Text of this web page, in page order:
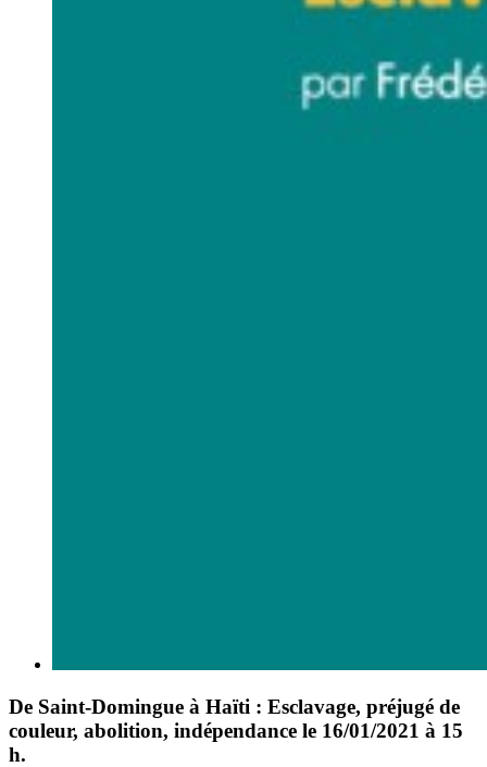
De Saint-Domingue à Haïti : Esclavage, préjugé de
couleur, abolition, indépendance le 16/01/2021 à 15
h.